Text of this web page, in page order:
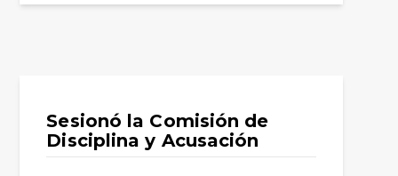
Sesionó la Comisión de
Disciplina y Acusación